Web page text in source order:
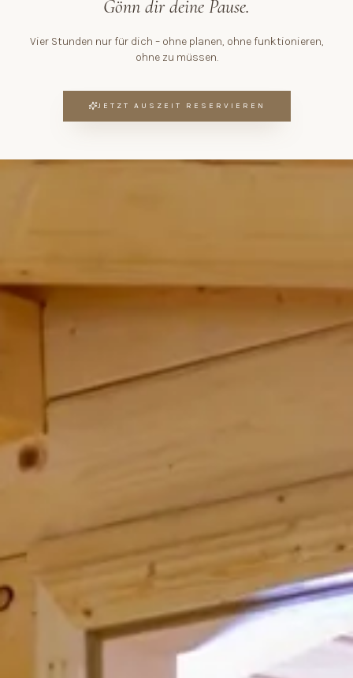
Gönn dir deine Pause.
Vier Stunden nur für dich – ohne planen, ohne funktionieren,
ohne zu müssen.
JETZT AUSZEIT RESERVIEREN